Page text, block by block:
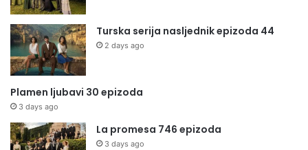
Turska serija nasljednik epizoda 44
2 days ago
Plamen ljubavi 30 epizoda
3 days ago
La promesa 746 epizoda
3 days ago